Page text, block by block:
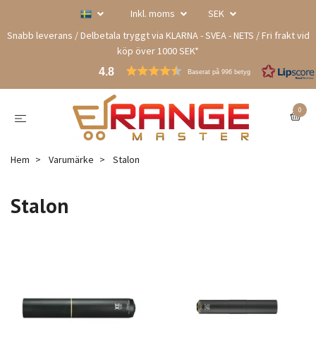
Inkl. moms
SEK
Snabb leverans / Delbetala tryggt via KLARNA - SVEA - NETS / Fri frakt vid
köp över 1000 SEK*
4.8 Baserat på 996 betyg
0
Hem Varumärke Stalon
Stalon